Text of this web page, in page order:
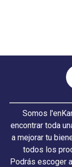
Somos
encontrar toda
a mejorar tu
todos los
Podrás escoger